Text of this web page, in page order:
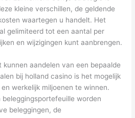
kleine verschillen, de geldende
waartegen u handelt. Het
gelimiteerd tot een aantal per
en wijzigingen kunt aanbrengen.
aandelen van een bepaalde
bij holland casino is het mogelijk
werkelijk miljoenen te winnen.
worden
beleggingen, de